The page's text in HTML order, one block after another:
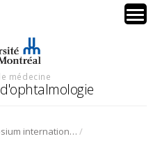
médecine
1er Symposium international en médecine régénérative de la cornée /